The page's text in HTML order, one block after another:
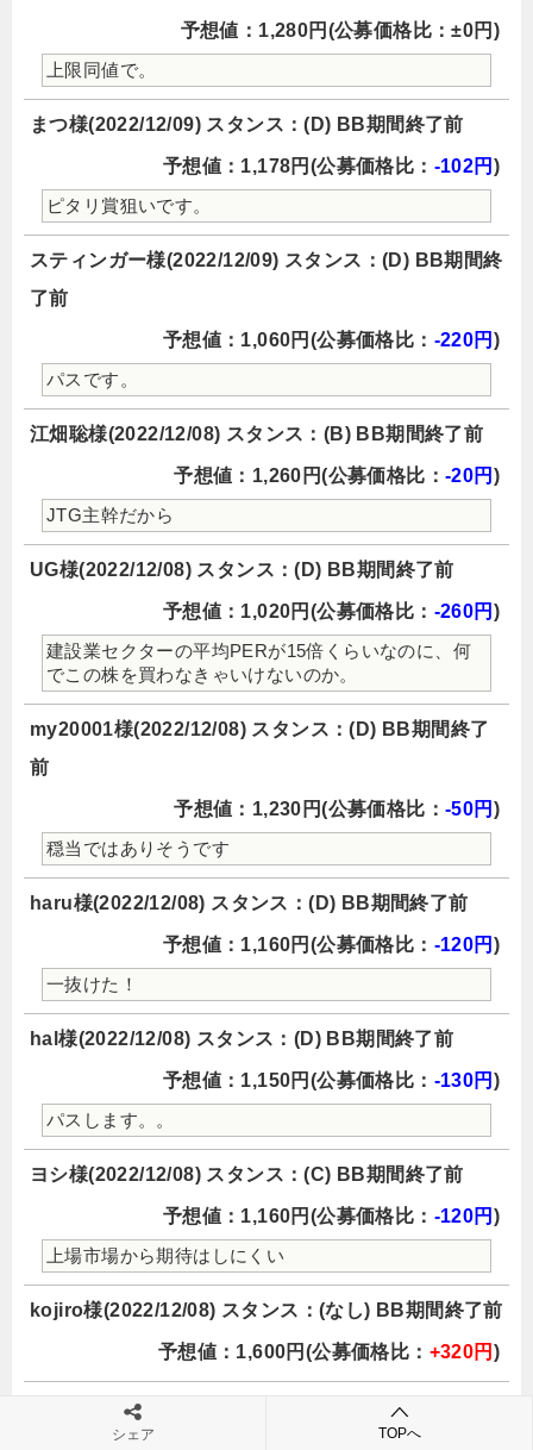
予想値：1,280円(公募価格比：±0円)
上限同値で。
まつ様(2022/12/09) スタンス：(D) BB期間終了前
予想値：1,178円(公募価格比： -102円 )
ピタリ賞狙いです。
スティンガー様(2022/12/09) スタンス：(D) BB期間終
了前
予想値：1,060円(公募価格比： -220円 )
パスです。
江畑聡様(2022/12/08) スタンス：(B) BB期間終了前
予想値：1,260円(公募価格比： -20円 )
JTG主幹だから
UG様(2022/12/08) スタンス：(D) BB期間終了前
予想値：1,020円(公募価格比： -260円 )
建設業セクターの平均PERが15倍くらいなのに、何
でこの株を買わなきゃいけないのか。
my20001様(2022/12/08) スタンス：(D) BB期間終了
前
予想値：1,230円(公募価格比： -50円 )
穏当ではありそうです
haru様(2022/12/08) スタンス：(D) BB期間終了前
予想値：1,160円(公募価格比： -120円 )
一抜けた！
hal様(2022/12/08) スタンス：(D) BB期間終了前
予想値：1,150円(公募価格比： -130円 )
パスします。。
ヨシ様(2022/12/08) スタンス：(C) BB期間終了前
予想値：1,160円(公募価格比： -120円 )
上場市場から期待はしにくい
kojiro様(2022/12/08) スタンス：(なし) BB期間終了前
予想値：1,600円(公募価格比： +320円 )
みよぶー様(2022/12/07) スタンス：(S) BB期間終了前
シェア TOPへ